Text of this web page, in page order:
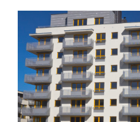
Larger
Image